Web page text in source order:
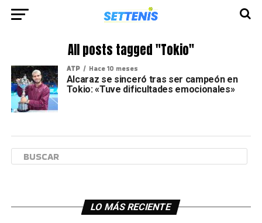
All posts tagged "Tokio"
ATP Hace 10 meses
Alcaraz se sinceró tras ser campeón en
Tokio: «Tuve dificultades emocionales»
LO MÁS RECIENTE